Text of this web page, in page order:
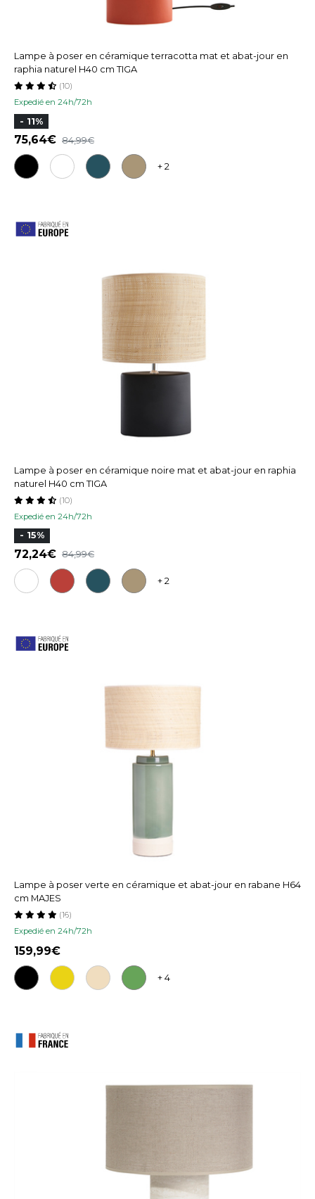
Lampe à poser en céramique terracotta mat et abat-jour en
raphia naturel H40 cm TIGA
Expedié en 24h/72h
(10)
- 11%
75,64 84,99
+ 2
Lampe à poser en céramique noire mat et abat-jour en raphia
naturel H40 cm TIGA
Expedié en 24h/72h
(10)
- 15%
72,24 84,99
+ 2
Lampe à poser verte en céramique et abat-jour en rabane H64
cm MAJES
Expedié en 24h/72h
(16)
159,99
+ 4